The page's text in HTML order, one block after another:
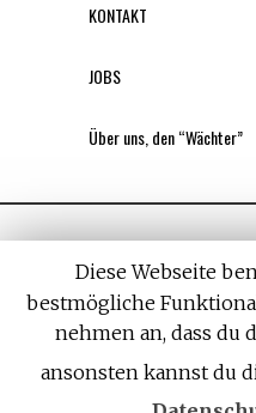
KONTAKT
JOBS
Über uns, den “Wächter”
All rights reserved.
Diese Webseite
bestmögliche
nehmen an, dass du
ansonsten kannst du